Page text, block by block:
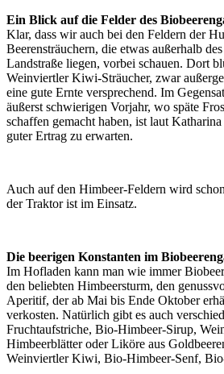
Ein Blick auf die Felder des
Klar, dass wir auch bei den Feldern der
Beerensträuchern, die etwas außerhalb
Landstraße liegen, vorbei schauen. Dort
Weinviertler Kiwi-Sträucher, zwar
eine gute Ernte versprechend. Im
äußerst schwierigen Vorjahr, wo späte
schaffen gemacht haben, ist laut
guter Ertrag zu erwarten.
Auch auf den Himbeer-Feldern wird
der Traktor ist im Einsatz.
Die beerigen Konstanten im
Im Hofladen kann man wie immer
den beliebten Himbeersturm, den
Aperitif, der ab Mai bis Ende Oktober
verkosten. Natürlich gibt es auch
Fruchtaufstriche, Bio-Himbeer-Sirup,
Himbeerblätter oder Liköre aus
Weinviertler Kiwi, Bio-Himbeer-Senf,